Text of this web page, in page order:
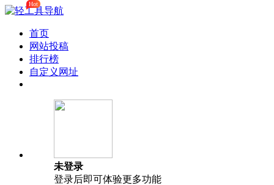
首页
网站投稿
排行榜
Hot
自定义网址
未登录
登录后即可体验更多功能